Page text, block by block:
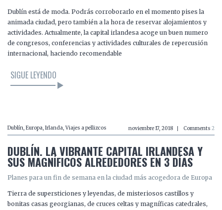
Dublín está de moda. Podrás corroborarlo en el momento pises la
animada ciudad, pero también a la hora de reservar alojamientos y
actividades. Actualmente, la capital irlandesa acoge un buen numero
de congresos, conferencias y actividades culturales de repercusión
internacional, haciendo recomendable
SIGUE LEYENDO
Dublín, Europa, Irlanda, Viajes a pellizcos noviembre 17, 2018 Comments 2
DUBLÍN. LA VIBRANTE CAPITAL IRLANDESA Y
SUS MAGNÍFICOS ALREDEDORES EN 3 DÍAS
Planes para un fin de semana en la ciudad más acogedora de Europa
Tierra de supersticiones y leyendas, de misteriosos castillos y
bonitas casas georgianas, de cruces celtas y magníficas catedrales,